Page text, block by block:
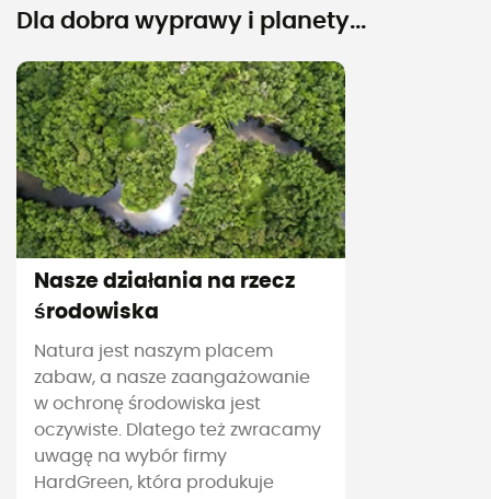
Dla dobra wyprawy i planety...
Nasze działania na rzecz
środowiska
Natura jest naszym placem
zabaw, a nasze zaangażowanie
w ochronę środowiska jest
oczywiste. Dlatego też zwracamy
uwagę na wybór firmy
HardGreen, która produkuje